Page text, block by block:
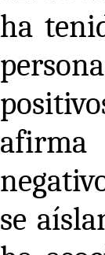
ha
afirma
se